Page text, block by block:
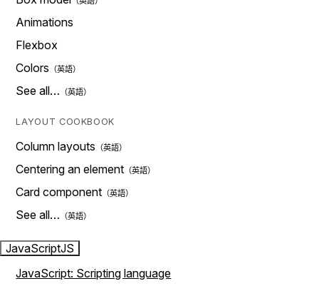
Animations
Flexbox
Colors
See all…
LAYOUT COOKBOOK
Column layouts
Centering an element
Card component
See all…
JavaScriptJS
JavaScript: Scripting language